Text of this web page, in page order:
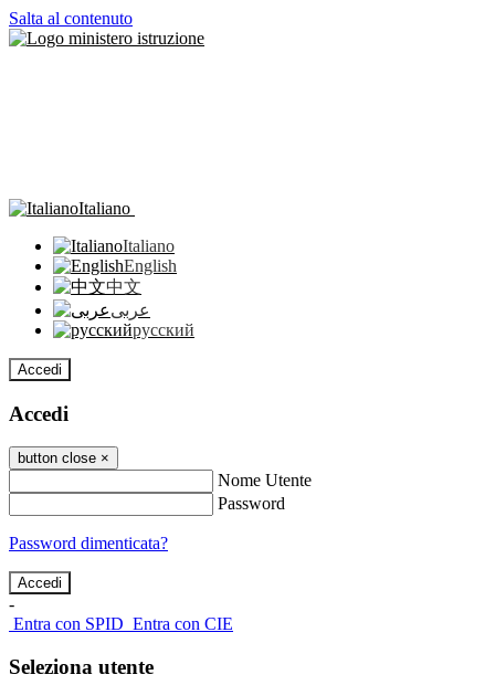
Salta al contenuto
Italiano
Italiano
English
中文
عربى
русский
Accedi
Accedi
button close ×
Nome Utente
Password
Password dimenticata?
-
Entra con SPID Entra con CIE
Seleziona utente